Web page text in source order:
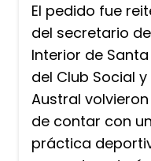
El pedido fue
del secretario
Interior de
del Club Social
Austral
de contar con
práctica